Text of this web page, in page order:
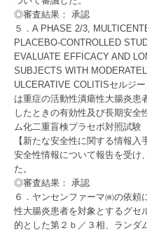
◎審査結果： 承認
５．A PHASE 2/3,
PLACEBO-CONTROLLED
EVALUATE EFFICACY AND
SUBJECTS WITH
ULCERATIVE COLITISセルジ
は重症の活動性潰瘍性大腸炎患
したときの有効性及び長期安全
ム化二重盲検プラセボ対照試験
【新たな安全性に関する情報入
安全性情報について報告を受け
た。
◎審査結果： 承認
６．ヤンセンファーマ㈱の依頼
性大腸炎患者を対象とするグセ
的とした第２ｂ／３相、ランダ